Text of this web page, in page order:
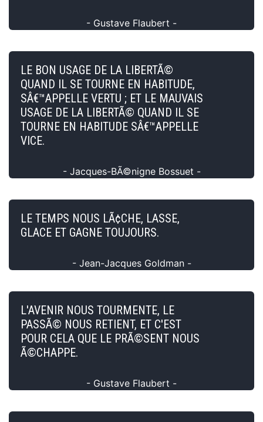
- Gustave Flaubert -
LE BON USAGE DE LA LIBERTÃ©
QUAND IL SE TOURNE EN HABITUDE,
SÂ€™APPELLE VERTU ; ET LE MAUVAIS
USAGE DE LA LIBERTÃ© QUAND IL SE
TOURNE EN HABITUDE SÂ€™APPELLE
VICE.
- Jacques-BÃ©nigne Bossuet -
LE TEMPS NOUS LÃ¢CHE, LASSE,
GLACE ET GAGNE TOUJOURS.
- Jean-Jacques Goldman -
L'AVENIR NOUS TOURMENTE, LE
PASSÃ© NOUS RETIENT, ET C'EST
POUR CELA QUE LE PRÃ©SENT NOUS
Ã©CHAPPE.
- Gustave Flaubert -